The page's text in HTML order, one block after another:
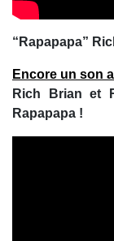
“Rapapapa”
Encore un son
Rich Brian et
Rapapapa !